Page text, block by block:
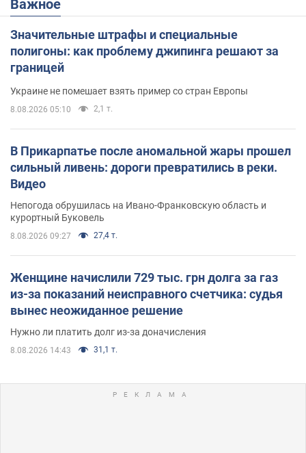
Важное
Значительные штрафы и специальные
полигоны: как проблему джипинга решают за
границей
Украине не помешает взять пример со стран Европы
8.08.2026 05:10 2,1 т.
В Прикарпатье после аномальной жары прошел
сильный ливень: дороги превратились в реки.
Видео
Непогода обрушилась на Ивано-Франковскую область и
курортный Буковель
8.08.2026 09:27 27,4 т.
Женщине начислили 729 тыс. грн долга за газ
из-за показаний неисправного счетчика: судья
вынес неожиданное решение
Нужно ли платить долг из-за доначисления
8.08.2026 14:43 31,1 т.